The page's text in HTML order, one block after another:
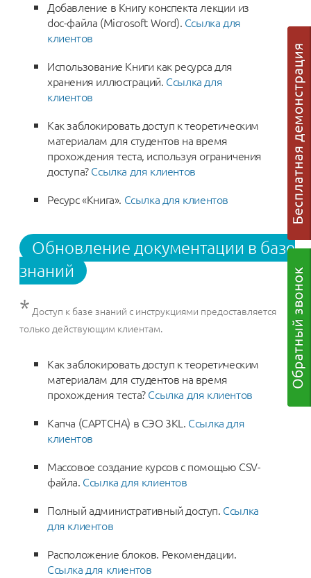
Добавление в Книгу конспекта лекции из
doc-файла (Microsoft Word). Ссылка для
клиентов
Использование Книги как ресурса для
хранения иллюстраций. Ссылка для
клиентов
Как заблокировать доступ к теоретическим
материалам для студентов на время
прохождения теста, используя ограничения
доступа?Ссылка для клиентов
Ресурс «Книга». Ссылка для клиентов
Обновление документации в базе
знаний
* Доступ к базе знаний с инструкциями предоставляется
только действующим клиентам.
Как заблокировать доступ к теоретическим
материалам для студентов на время
прохождения теста?Ссылка для клиентов
Капча (CAPTCHA) в СЭО 3KL. Ссылка для
клиентов
Массовое создание курсов с помощью CSV-
файла. Ссылка для клиентов
Полный административный доступ. Ссылка
для клиентов
Расположение блоков. Рекомендации.
Ссылка для клиентов